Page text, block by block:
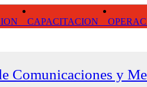
CAPACITACION
Comunicaciones y